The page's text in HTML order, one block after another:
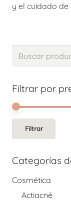
y el cuidado
Buscar
Filtrar por
Filtrar
Categorías
Cosmética
Actiacné